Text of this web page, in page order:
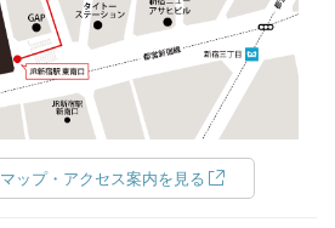
マップ・アクセス案内を見る